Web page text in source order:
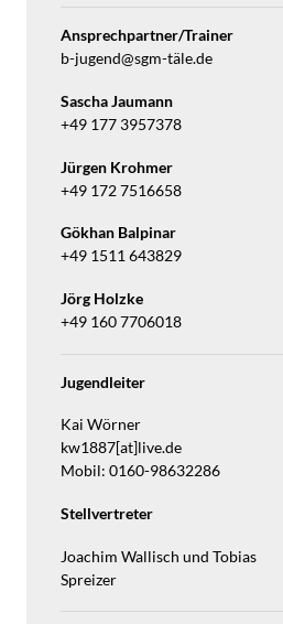
Ansprechpartner/Trainer
b-jugend@sgm-täle.de
Sascha Jaumann
+49 177 3957378
Jürgen Krohmer
+49 172 7516658
Gökhan Balpinar
+49 1511 643829
Jörg Holzke
+49 160 7706018
Jugendleiter
Kai Wörner
kw1887[at]live.de
Mobil: 0160-98632286
Stellvertreter
Joachim Wallisch und Tobias
Spreizer